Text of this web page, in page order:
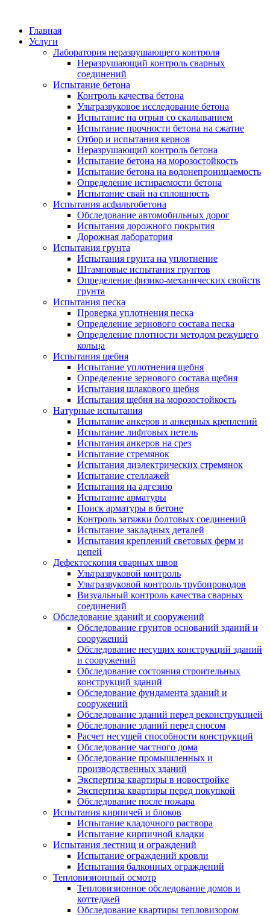
Главная
Услуги
Лаборатория неразрушающего контроля
Неразрушающий контроль сварных
соединений
Испытание бетона
Контроль качества бетона
Ультразвуковое исследование бетона
Испытание на отрыв со скалыванием
Испытание прочности бетона на сжатие
Отбор и испытания кернов
Неразрушающий контроль бетона
Испытание бетона на морозостойкость
Испытание бетона на водонепроницаемость
Определение истираемости бетона
Испытание свай на сплошность
Испытания асфальтобетона
Обследование автомобильных дорог
Испытания дорожного покрытия
Дорожная лаборатория
Испытания грунта
Испытания грунта на уплотнение
Штамповые испытания грунтов
Определение физико-механических свойств
грунта
Испытания песка
Проверка уплотнения песка
Определение зернового состава песка
Определение плотности методом режущего
кольца
Испытания щебня
Испытание уплотнения щебня
Определение зернового состава щебня
Испытания шлакового щебня
Испытания щебня на морозостойкость
Натурные испытания
Испытание анкеров и анкерных креплений
Испытание лифтовых петель
Испытания анкеров на срез
Испытание стремянок
Испытания диэлектрических стремянок
Испытание стеллажей
Испытания на адгезию
Испытание арматуры
Поиск арматуры в бетоне
Контроль затяжки болтовых соединений
Испытание закладных деталей
Испытания креплений световых ферм и
цепей
Дефектоскопия сварных швов
Ультразвуковой контроль
Ультразвуковой контроль трубопроводов
Визуальный контроль качества сварных
соединений
Обследование зданий и сооружений
Обследование грунтов оснований зданий и
сооружений
Обследование несущих конструкций зданий
и сооружений
Обследование состояния строительных
конструкций зданий
Обследование фундамента зданий и
сооружений
Обследование зданий перед реконструкцией
Обследование зданий перед сносом
Расчет несущей способности конструкций
Обследование частного дома
Обследование промышленных и
производственных зданий
Экспертиза квартиры в новостройке
Экспертиза квартиры перед покупкой
Обследование после пожара
Испытания кирпичей и блоков
Испытание кладочного раствора
Испытание кирпичной кладки
Испытания лестниц и ограждений
Испытание ограждений кровли
Испытания балконных ограждений
Тепловизионный осмотр
Тепловизионное обследование домов и
коттеджей
Обследование квартиры тепловизором